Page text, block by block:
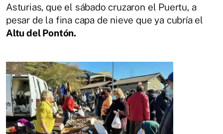
Asturias, que el sábado cruzaron el Puertu, a
pesar de la fina capa de nieve que ya cubría el
Altu del Pontón.